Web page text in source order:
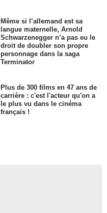
Même si l’allemand est sa
langue maternelle, Arnold
Schwarzenegger n’a pas eu le
droit de doubler son propre
personnage dans la saga
Terminator
Plus de 300 films en 47 ans de
carrière : c'est l'acteur qu'on a
le plus vu dans le cinéma
français !